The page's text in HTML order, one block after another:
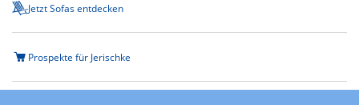
Jetzt Sofas entdecken
Prospekte für Jerischke